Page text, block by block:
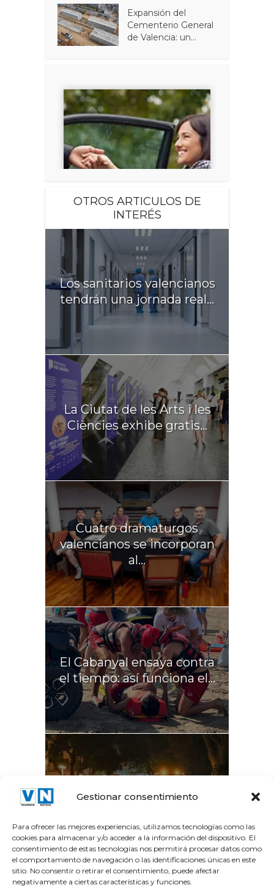
Gestionar consentimiento
Para ofrecer las mejores experiencias, utilizamos tecnologías como las
cookies para almacenar y/o acceder a la información del dispositivo. El
consentimiento de estas tecnologías nos permitirá procesar datos como
el comportamiento de navegación o las identificaciones únicas en este
sitio. No consentir o retirar el consentimiento, puede afectar
negativamente a ciertas características y funciones.
Expansión del
Cementerio General
de Valencia: un...
OTROS ARTICULOS DE
INTERÉS
Los sanitarios valencianos
tendrán una jornada real...
La Ciutat de les Arts i les
Ciències exhibe gratis...
Cuatro dramaturgos
valencianos se incorporan
al...
El Cabanyal ensaya contra
el tiempo: así funciona el...
del Túria recupera el...